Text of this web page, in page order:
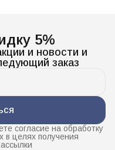
5%
и новости и
заказ
согласие на обработку
в целях получения